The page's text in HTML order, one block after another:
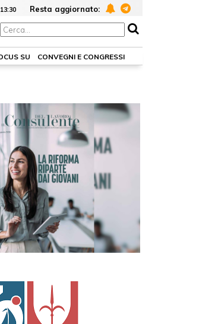
Resta aggiornato:
SU CONVEGNI E CONGRESSI